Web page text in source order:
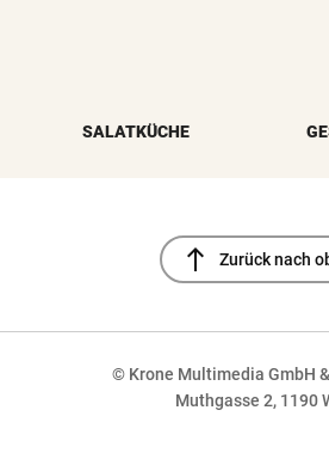
SALATKÜCHE
north Zurück nach
© Krone Multimedia GmbH
Muthgasse 2, 1190